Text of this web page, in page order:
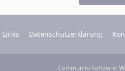
Links Datenschutzerklärung
Community-Software: